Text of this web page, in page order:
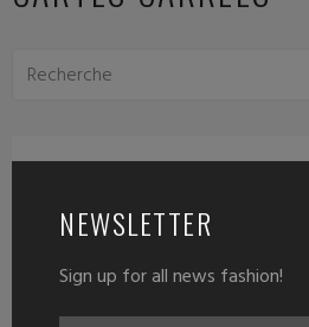
NEWSLETTER
Sign up for all news fashion!